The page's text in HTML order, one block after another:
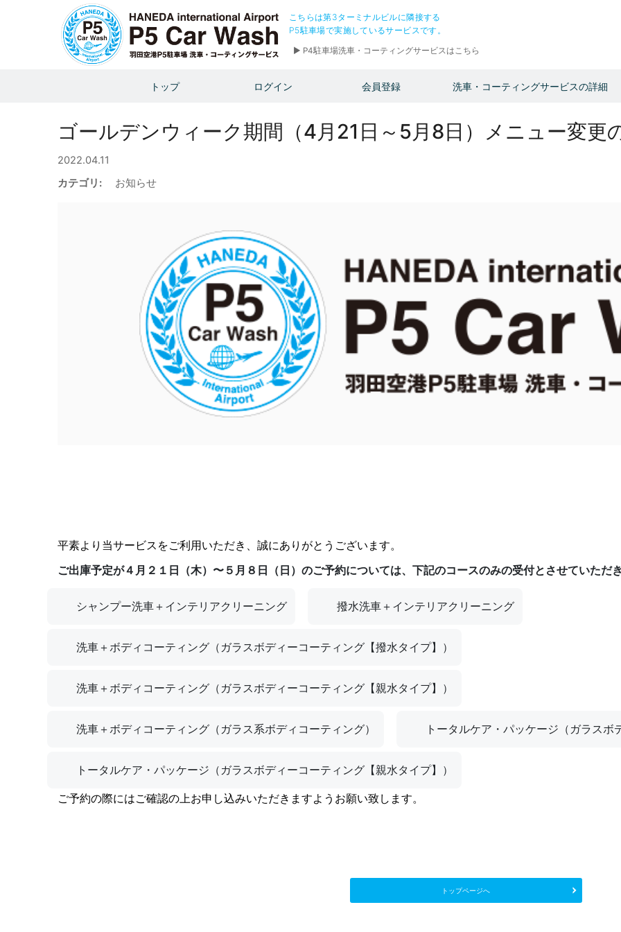
こちらは第3ターミナルビルに隣接する
P5駐車場で実施しているサービスです。
▶ P4駐車場洗車・コーティングサービスはこちら
トップ ログイン 会員登録 洗車・コーティングサービスの詳細
ゴールデンウィーク期間（4月21日～5月8日）メニュー変更
2022.04.11
カテゴリ:
お知らせ
平素より当サービスをご利用いただき、誠にありがとうございます。
ご出庫予定が４月２１日（木）〜５月８日（日）のご予約については、下記のコースのみの受付とさせていただ
シャンプー洗車＋インテリアクリーニング 撥水洗車＋インテリアクリーニング
洗車＋ボディコーティング（ガラスボディーコーティング【撥水タイプ】）
洗車＋ボディコーティング（ガラスボディーコーティング【親水タイプ】）
洗車＋ボディコーティング（ガラス系ボディコーティング） トータルケア・パッケージ（ガラス
トータルケア・パッケージ（ガラスボディーコーティング【親水タイプ】）
ご予約の際にはご確認の上お申し込みいただきますようお願い致します。
トップページへ